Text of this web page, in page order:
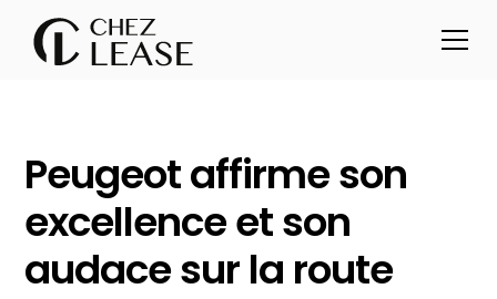
Peugeot affirme son
excellence et son
audace sur la route